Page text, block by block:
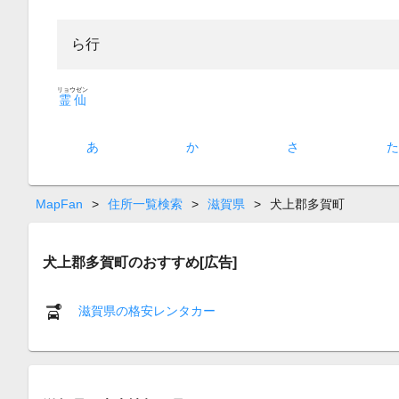
ら行
霊仙
リョウゼン
あ か さ た
MapFan > 住所一覧検索 > 滋賀県 > 犬上郡多賀町
犬上郡多賀町のおすすめ[広告]
滋賀県の格安レンタカー